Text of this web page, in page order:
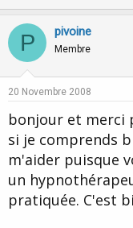
P pivoine
Membre
20 Novembre 2008
bonjour et merci
si je comprends
m'aider puisque
un
pratiquée. C'est